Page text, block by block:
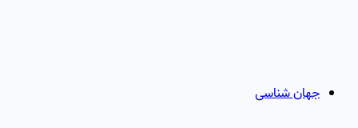
جهان شناسی